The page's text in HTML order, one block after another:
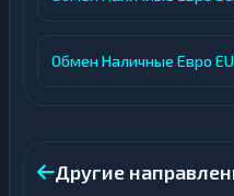
Обмен Наличные Евро
Другие